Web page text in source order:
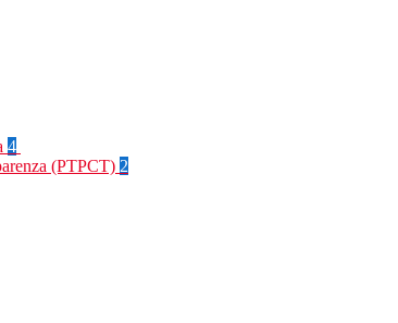
4
(PTPCT) 2